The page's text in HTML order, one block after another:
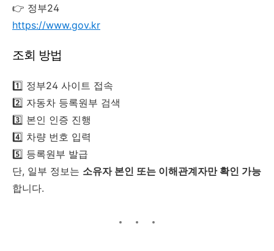
👉 정부24
https://www.gov.kr
조회 방법
1️⃣ 정부24 사이트 접속
2️⃣ 자동차 등록원부 검색
3️⃣ 본인 인증 진행
4️⃣ 차량 번호 입력
5️⃣ 등록원부 발급
단, 일부 정보는 소유자 본인 또는 이해관계자만 확인 가능
합니다.